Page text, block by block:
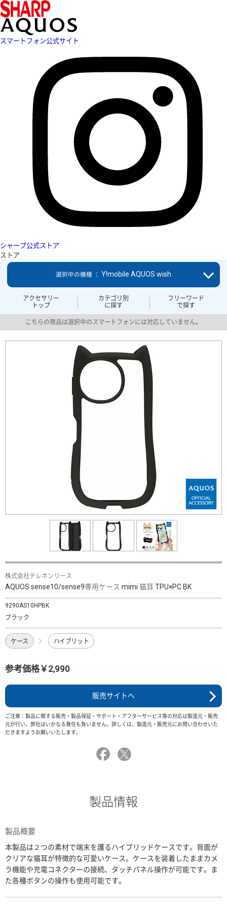
スマートフォン公式サイト
シャープ公式ストア
ストア
アクセサリー
トップ
カテゴリ別
に探す
フリーワード
で探す
選択中の機種 ： Y!mobile AQUOS wish
こちらの商品は選択中のスマートフォンには対応していません。
株式会社テレホンリース
AQUOS sense10/sense9専用ケース mimi 猫耳 TPU×PC BK
9290AS10HPBK
ブラック
ケース ハイブリット
参考価格￥2,990
販売サイトへ
ご注意：製品に関する販売・製品保証・サポート・アフターサービス等の対応は製造元・販売
元が行い、弊社はいかなる責任も負いません。詳しくは、製造元・販売元にお問い合わせいた
だきますようお願いいたします。
製品情報
製品概要
本製品は２つの素材で端末を護るハイブリッドケースです。背面が
クリアな猫耳が特徴的な可愛いケース。ケースを装着したままカメ
ラ機能や充電コネクターの接続、タッチパネル操作が可能です。ま
た各種ボタンの操作も使用可能です。